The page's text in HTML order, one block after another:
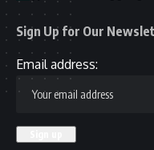
Sign Up for Our
Email address: